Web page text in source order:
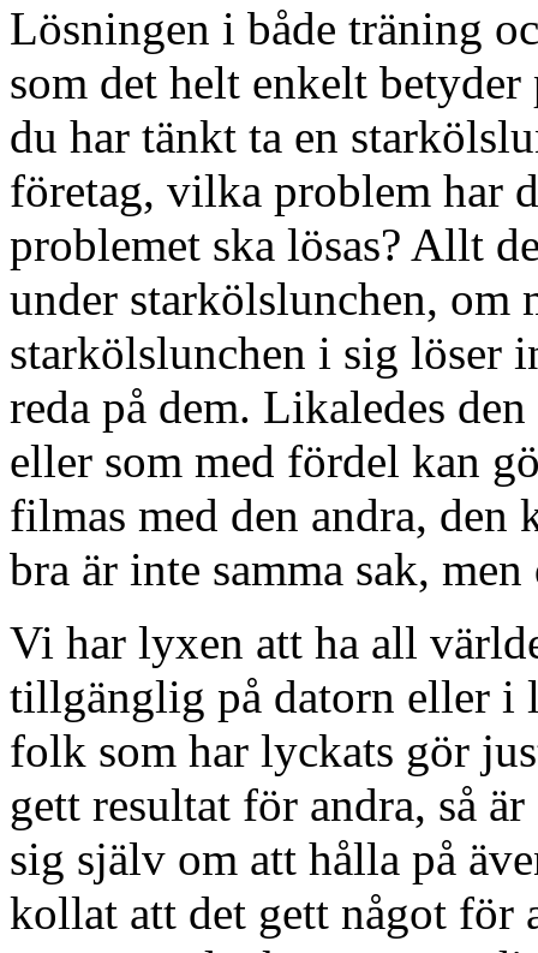
Lösningen i både träning
som det helt enkelt
du har tänkt ta en
företag, vilka problem har
problemet ska lösas? Allt
under starkölslunchen, om
starkölslunchen i sig löser
reda på dem. Likaledes
eller som med fördel kan
filmas med den andra, den
bra är inte samma sak,
Vi har lyxen att ha all
tillgänglig på datorn eller i
folk som har lyckats gör
gett resultat för andra, så
sig själv om att hålla på
kollat att det gett något för